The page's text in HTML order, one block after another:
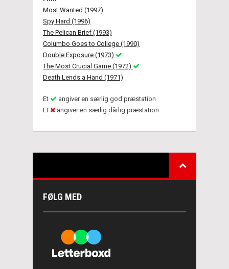
Most Wanted (1997)
Spy Hard (1996)
The Pelican Brief (1993)
Columbo Goes to College (1990)
Double Exposure (1973)
The Most Crucial Game (1972)
Death Lends a Hand (1971)
Et
angiver en særlig god præstation
Et
angiver en særlig dårlig præstation
FØLG MED